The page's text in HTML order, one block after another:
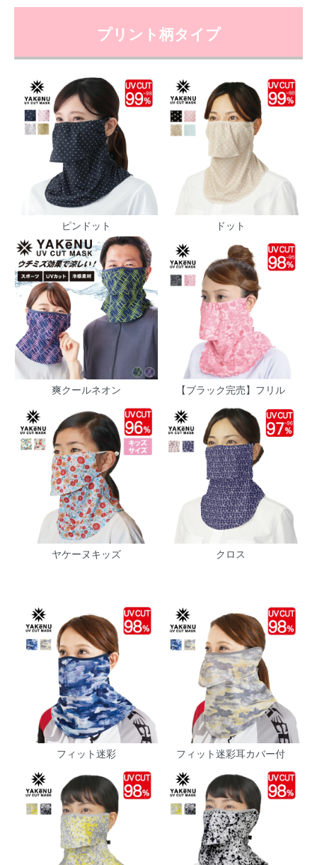
プリント柄タイプ
ピンドット ドット
爽クールネオン 【ブラック完売】フリル
ヤケーヌキッズ クロス
フィット迷彩 フィット迷彩耳カバー付